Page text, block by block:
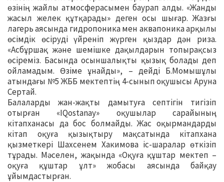
өзінің жайлы атмосферасымен баурап алды. «Жанды
жасыл желек құтқарады» деген осы шығар. Жазғы
лагерь аясында гидропоника мен аквапоника арқылы
өсімдік өсіруді үйреніп жүрген қыздар дән риза.
«Асбұршақ және шемішке дақылдарын топырақсыз
өсіреміз. Басында осыншалықты қызық болады деп
ойламадым. Өзіме ұнайды», – дейді Б.Момышұлы
атындағы №5 ЖББ мектептің 4-сынып оқушысы Аруна
Сертай.
Балаларды жан-жақты дамытуға септігін тигізіп
отырған «IQostanay» оқушылар сарайының
кітапханасы да бос болмайды. Жас оқырмандарды
кітап оқуға қызықтыру мақсатында кітапхана
қызметкері Шахсенем Хакимова іс-шаралар өткізіп
тұрады. Мәселен, жақында «Оқуға құштар мектеп –
оқуға құштар ұлт» жобасы аясында байқау
ұйымдастырған.